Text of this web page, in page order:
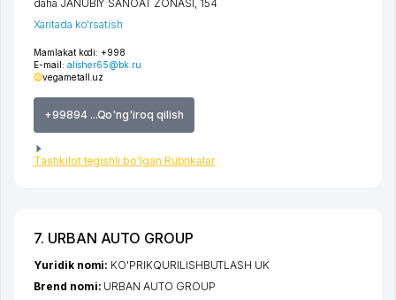
Mamlakat kodi: +998
E-mail: alisher65@bk.ru
vegametall.uz
+99894 ...Qo'ng'iroq qilish
Tashkilot tegishli bo'lgan Rubrikalar
daha JANUBIY SANOAT ZONASI , 154
Xaritada ko'rsatish
7. URBAN AUTO GROUP
Yuridik nomi: KO'PRIKQURILISHBUTLASH UK
Brend nomi: URBAN AUTO GROUP